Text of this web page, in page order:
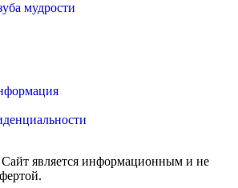
мудрости
является информационным и не